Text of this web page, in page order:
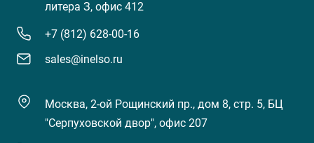
литера З, офис 412
+7 (812) 628-00-16
sales@inelso.ru
Москва, 2-ой Рощинский пр., дом 8, стр. 5, БЦ
"Серпуховской двор", офис 207